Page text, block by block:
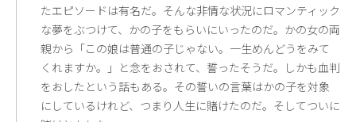
たエピソードは有名だ。そんな非情な状況にロマンティック
な夢をぶつけて、かの子をもらいにいったのだ。かの女の両
親から「この娘は普通の子じゃない。一生めんどうをみて
くれますか。」と念をおされて、誓ったそうだ。しかも血判
をおしたという話もある。その誓いの言葉はかの子を対象
にしているけれど、つまり人生に賭けたのだ。そしてついに